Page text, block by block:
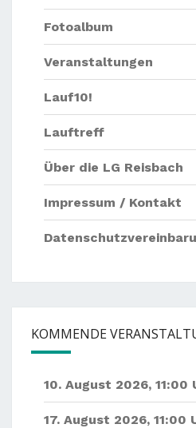
Fotoalbum
Veranstaltungen
Lauf10!
Lauftreff
Über die LG Reisbach
Impressum / Kontakt
KOMMENDE
10. August 2026, 11:00
17. August 2026, 11:00